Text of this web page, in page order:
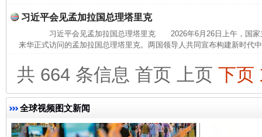
习近平会见孟加拉国总理塔里克
习近平会见孟加拉国总理塔里克 2026年6月26日上午，国家
来华正式访问的孟加拉国总理塔里克。两国领导人共同宣布构建新时代
共 664 条信息 首页 上页 下页
全球视频图文新闻
千年窑火 生生不息